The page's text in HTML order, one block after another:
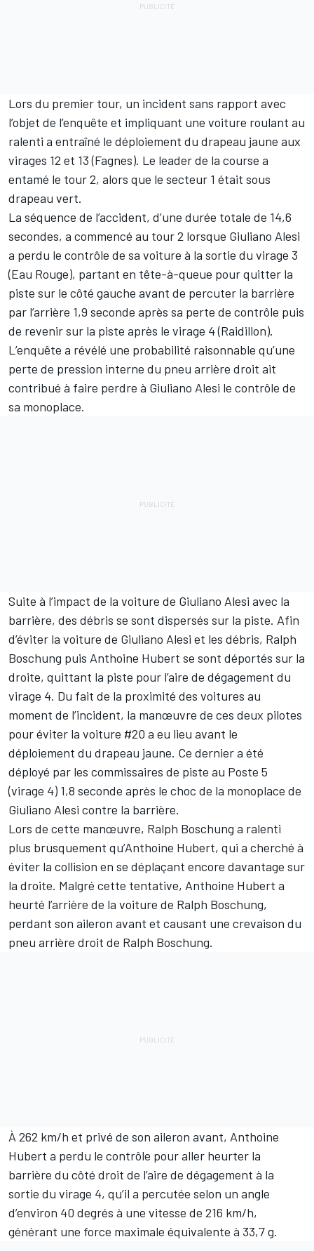
Lors du premier tour, un incident sans rapport avec
l’objet de l’enquête et impliquant une voiture roulant au
ralenti a entraîné le déploiement du drapeau jaune aux
virages 12 et 13 (Fagnes). Le leader de la course a
entamé le tour 2, alors que le secteur 1 était sous
drapeau vert.
La séquence de l’accident, d’une durée totale de 14,6
secondes, a commencé au tour 2 lorsque Giuliano Alesi
a perdu le contrôle de sa voiture à la sortie du virage 3
(Eau Rouge), partant en tête-à-queue pour quitter la
piste sur le côté gauche avant de percuter la barrière
par l’arrière 1,9 seconde après sa perte de contrôle puis
de revenir sur la piste après le virage 4 (Raidillon).
L’enquête a révélé une probabilité raisonnable qu’une
perte de pression interne du pneu arrière droit ait
contribué à faire perdre à Giuliano Alesi le contrôle de
sa monoplace.
Suite à l’impact de la voiture de Giuliano Alesi avec la
barrière, des débris se sont dispersés sur la piste. Afin
d’éviter la voiture de Giuliano Alesi et les débris, Ralph
Boschung puis Anthoine Hubert se sont déportés sur la
droite, quittant la piste pour l’aire de dégagement du
virage 4. Du fait de la proximité des voitures au
moment de l’incident, la manœuvre de ces deux pilotes
pour éviter la voiture #20 a eu lieu avant le
déploiement du drapeau jaune. Ce dernier a été
déployé par les commissaires de piste au Poste 5
(virage 4) 1,8 seconde après le choc de la monoplace de
Giuliano Alesi contre la barrière.
Lors de cette manœuvre, Ralph Boschung a ralenti
plus brusquement qu’Anthoine Hubert, qui a cherché à
éviter la collision en se déplaçant encore davantage sur
la droite. Malgré cette tentative, Anthoine Hubert a
heurté l’arrière de la voiture de Ralph Boschung,
perdant son aileron avant et causant une crevaison du
pneu arrière droit de Ralph Boschung.
À 262 km/h et privé de son aileron avant, Anthoine
Hubert a perdu le contrôle pour aller heurter la
barrière du côté droit de l’aire de dégagement à la
sortie du virage 4, qu’il a percutée selon un angle
d’environ 40 degrés à une vitesse de 216 km/h,
générant une force maximale équivalente à 33,7 g.